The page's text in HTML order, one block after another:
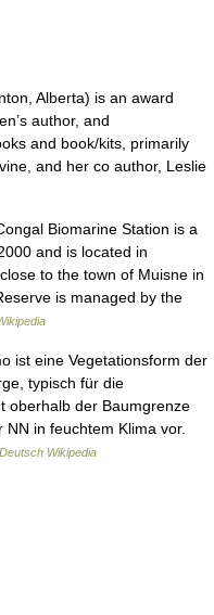
Alberta) is an award
author, and
and book/kits, primarily
and her co author, Leslie
Biomarine Station is a
and is located in
to the town of Muisne in
is managed by the
ist eine Vegetationsform der
typisch für die
oberhalb der Baumgrenze
in feuchtem Klima vor.
Deutsch Wikipedia